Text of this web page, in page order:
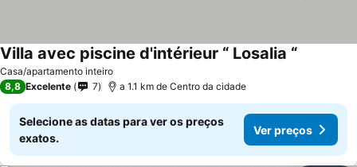
Casa/apartamento inteiro
Villa avec piscine d'intérieur “ Losalia “
8,8 Excelente 7 a 1.1 km de Centro da cidade
Selecione as datas para ver os preços
exatos.
Ver preços